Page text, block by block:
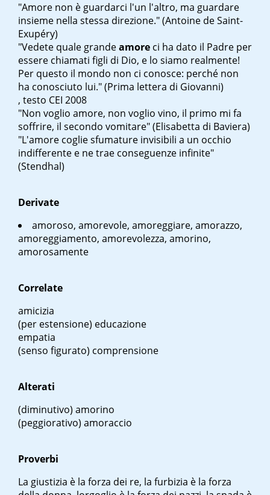
"Amore non è guardarci l'un l'altro, ma guardare
insieme nella stessa direzione." (Antoine de Saint-
Exupéry)
"Vedete quale grandeamore ci ha dato il Padre per
essere chiamati figli di Dio, e lo siamo realmente!
Per questo il mondo non ci conosce: perché non
ha conosciuto lui." (Prima lettera di Giovanni)
, testo CEI 2008
"Non voglio amore, non voglio vino, il primo mi fa
soffrire, il secondo vomitare" (Elisabetta di Baviera)
"L'amore coglie sfumature invisibili a un occhio
indifferente e ne trae conseguenze infinite"
(Stendhal)
Derivate
amoroso, amorevole, amoreggiare, amorazzo,
amoreggiamento, amorevolezza, amorino,
amorosamente
Correlate
amicizia
(per estensione) educazione
empatia
(senso figurato) comprensione
Alterati
(diminutivo) amorino
(peggiorativo) amoraccio
Proverbi
La giustizia è la forza dei re, la furbizia è la forza